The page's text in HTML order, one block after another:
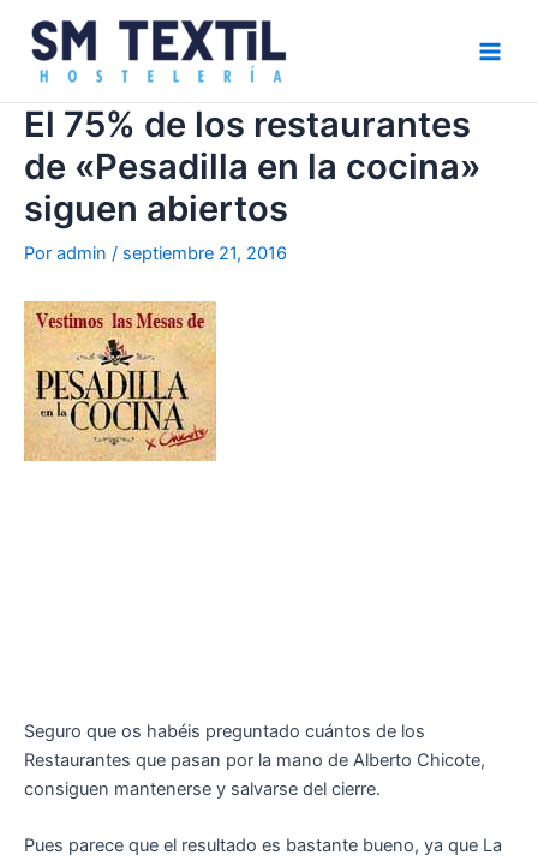
contenido
El 75% de los restaurantes
de «Pesadilla en la cocina»
siguen abiertos
Por admin / septiembre 21, 2016
Seguro que os habéis preguntado cuántos de los
Restaurantes que pasan por la mano de Alberto Chicote,
consiguen mantenerse y salvarse del cierre.
Pues parece que el resultado es bastante bueno, ya que La
de
entradas